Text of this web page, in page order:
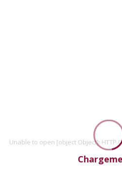
Unable to open [object Object]: HTTP